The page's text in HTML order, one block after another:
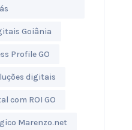
Goiânia
Profile GO
digitais
com ROI GO
Marenzo.net